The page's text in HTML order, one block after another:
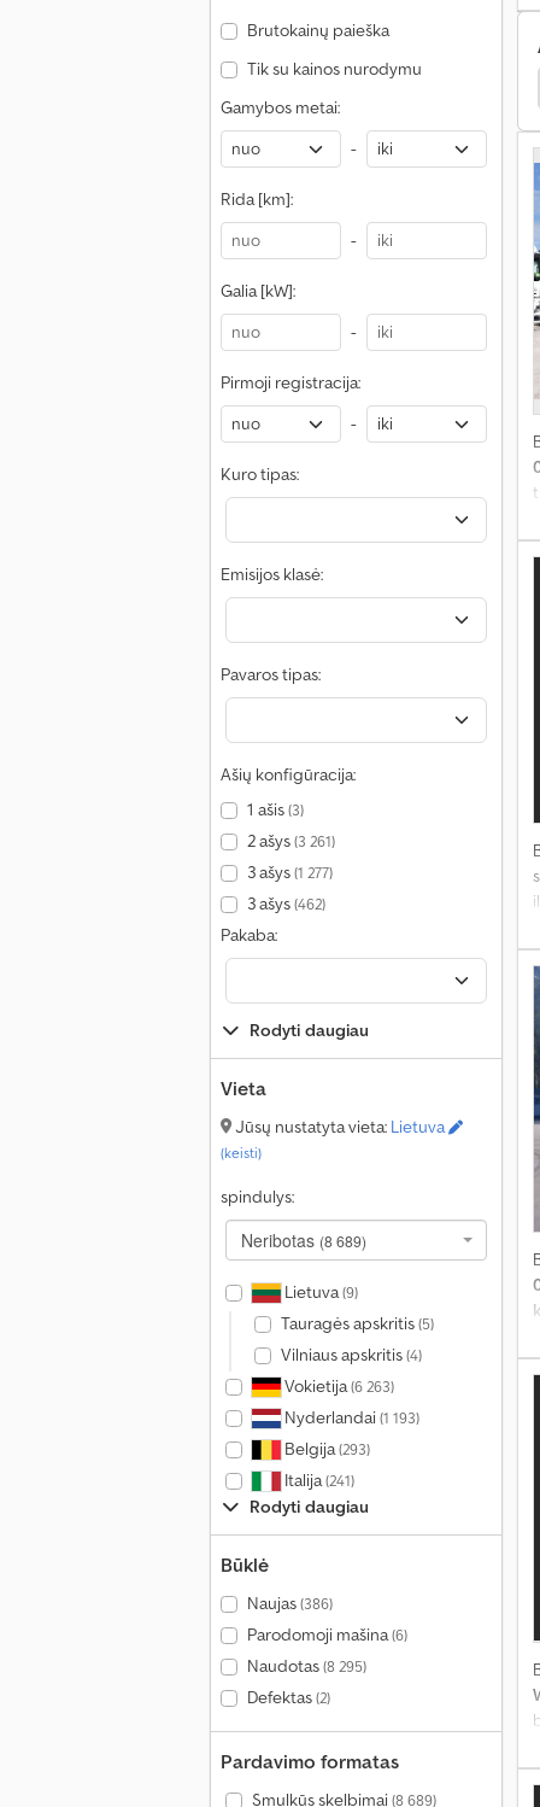
Brutokainų paieška
Tik su kainos nurodymu
Gamybos metai:
-
Rida [km]:
-
Galia [kW]:
-
Pirmoji registracija:
-
Kuro tipas:
Emisijos klasė:
Pavaros tipas:
Ašių konfigūracija:
1 ašis(3)
2 ašys(3 261)
3 ašys(1 277)
3 ašys(462)
Pakaba:
Rodyti daugiau
Vieta
Jūsų nustatyta vieta: Lietuva
(keisti)
spindulys:
Neribotas (8 689)
Lietuva(9)
Tauragės apskritis(5)
Vilniaus apskritis(4)
Vokietija(6 263)
Nyderlandai(1 193)
Belgija(293)
Italija(241)
Rodyti daugiau
Būklė
Naujas(386)
Parodomoji mašina(6)
Naudotas(8 295)
Defektas(2)
Pardavimo formatas
Smulkūs skelbimai(8 689)